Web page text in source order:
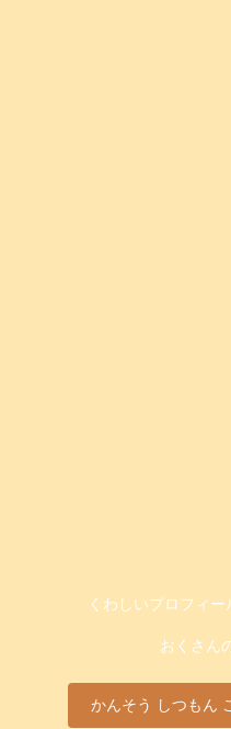
くわしいプロフィ
おくさん
かんそう しつもん